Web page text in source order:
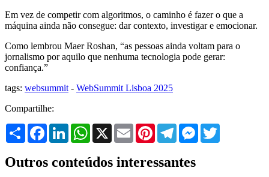
Em vez de competir com algoritmos, o caminho é fazer o que a
máquina ainda não consegue: dar contexto, investigar e emocionar.
Como lembrou Maer Roshan, “as pessoas ainda voltam para o
jornalismo por aquilo que nenhuma tecnologia pode gerar:
confiança.”
tags: websummit - WebSummit Lisboa 2025
Compartilhe:
Share FacebookLinkedInWhatsApp
X Email PinterestTelegramMessenger
Outros conteúdos interessantes